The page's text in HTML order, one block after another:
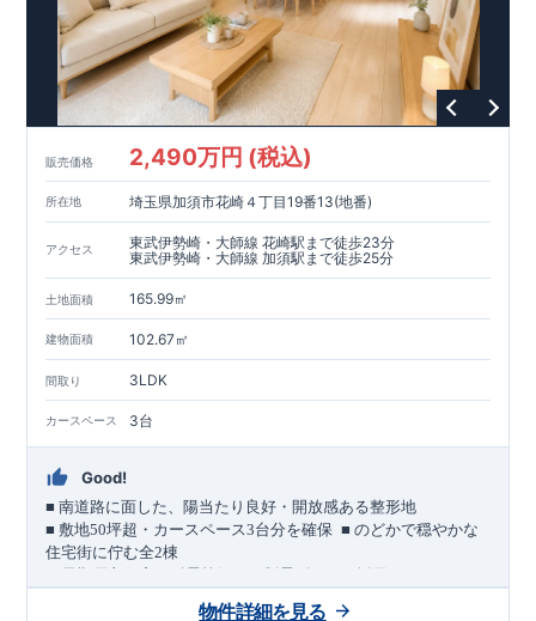
販売価格 2,490万円 (税込)
所在地 埼玉県加須市花崎４丁目19番13(地番)
アクセス
東武伊勢崎・大師線 花崎駅まで徒歩23分
東武伊勢崎・大師線 加須駅まで徒歩25分
土地面積 165.99㎡
建物面積 102.67㎡
間取り 3LDK
カースペース 3台
Good!
■南道路に面した、陽当たり良好・開放感ある整形地
■敷地50坪超・カースペース3台分を確保 ​■のどかで穏やかな
住宅街に佇む全2棟
（長期優良住宅／耐震等級３・制震ダンパー採用）
物件詳細を見る